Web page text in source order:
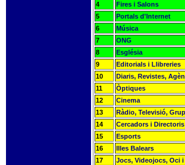
4
Fires i Salons
5
Portals d'Internet
6
Música
7
ONG
8
Església
9
Editorials i Llibreries
10
Diaris, Revistes,
11
Òptiques
12
Cinema
13
Ràdio, Televisió,
14
Cercadors i Directoris
15
Esports
16
Illes Balears
17
Jocs, Videojocs, Oci